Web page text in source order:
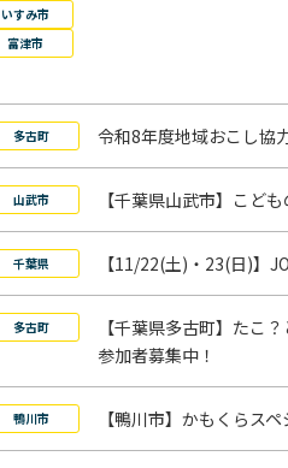
いすみ市
富津市
多古町 令和8年度地域おこし協
山武市 【千葉県山武市】こど
千葉県 【11/22(土)・23(日)】
多古町
【千葉県多古町】たこ
参加者募集中！
鴨川市 【鴨川市】かもくらス